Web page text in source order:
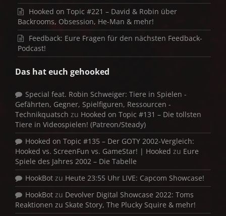
Hooked on Topic #221 – David & Robin über
Backrooms, Obsession, He-Man & mehr!
Feedback: Eure Fragen für den nächsten Feedback-
Podcast!
Das hat euch gehooked
Special feat. Robin Schweiger: Tiere in Spielen -
Gefährten, Gegner, Spielfiguren, Ressourcen -
Technikquatsch zu Hooked on Topic #131 – Die tollsten
Tiere in Videospielen! (Patreon/Steady)
Hooked on Topic #135 – Der GOTY 2002-Vergleich:
Hooked vs. ScreenFun vs. GameStar! | Hooked zu Eure
Spiele des Jahres 2002 – Die Tabelle
HookBot zu Heute 23:55 Uhr LIVE: Capcom Showcase!
HookBot zu Devolver Digital Showcase 2022: Toms
Reaktionen zu Skate Story, The Plucky Squire & mehr!